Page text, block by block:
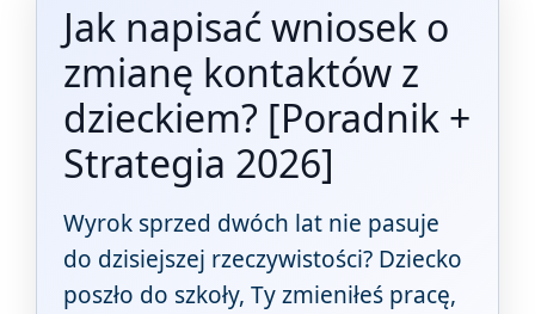
Jak napisać wniosek o
zmianę kontaktów z
dzieckiem? [Poradnik +
Strategia 2026]
Wyrok sprzed dwóch lat nie pasuje
do dzisiejszej rzeczywistości? Dziecko
poszło do szkoły, Ty zmieniłeś pracę,